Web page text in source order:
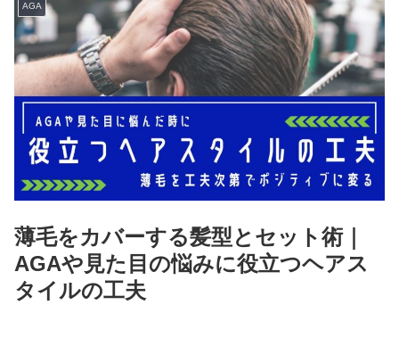
AGA
薄毛をカバーする髪型とセット術｜
AGAや見た目の悩みに役立つヘアス
タイルの工夫